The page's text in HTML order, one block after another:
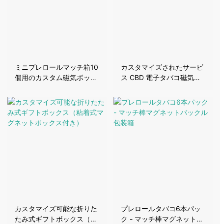
ミニプレロールマッチ箱10
個用のカスタム磁気ボック
カスタマイズされたサービ
ス CBD 電子タバコ磁気便
カスタマイズ可能な折りた
たみ式ギフトボックス（粘
プレロールタバコ6本パッ
ク - マッチ棒マグネットバ